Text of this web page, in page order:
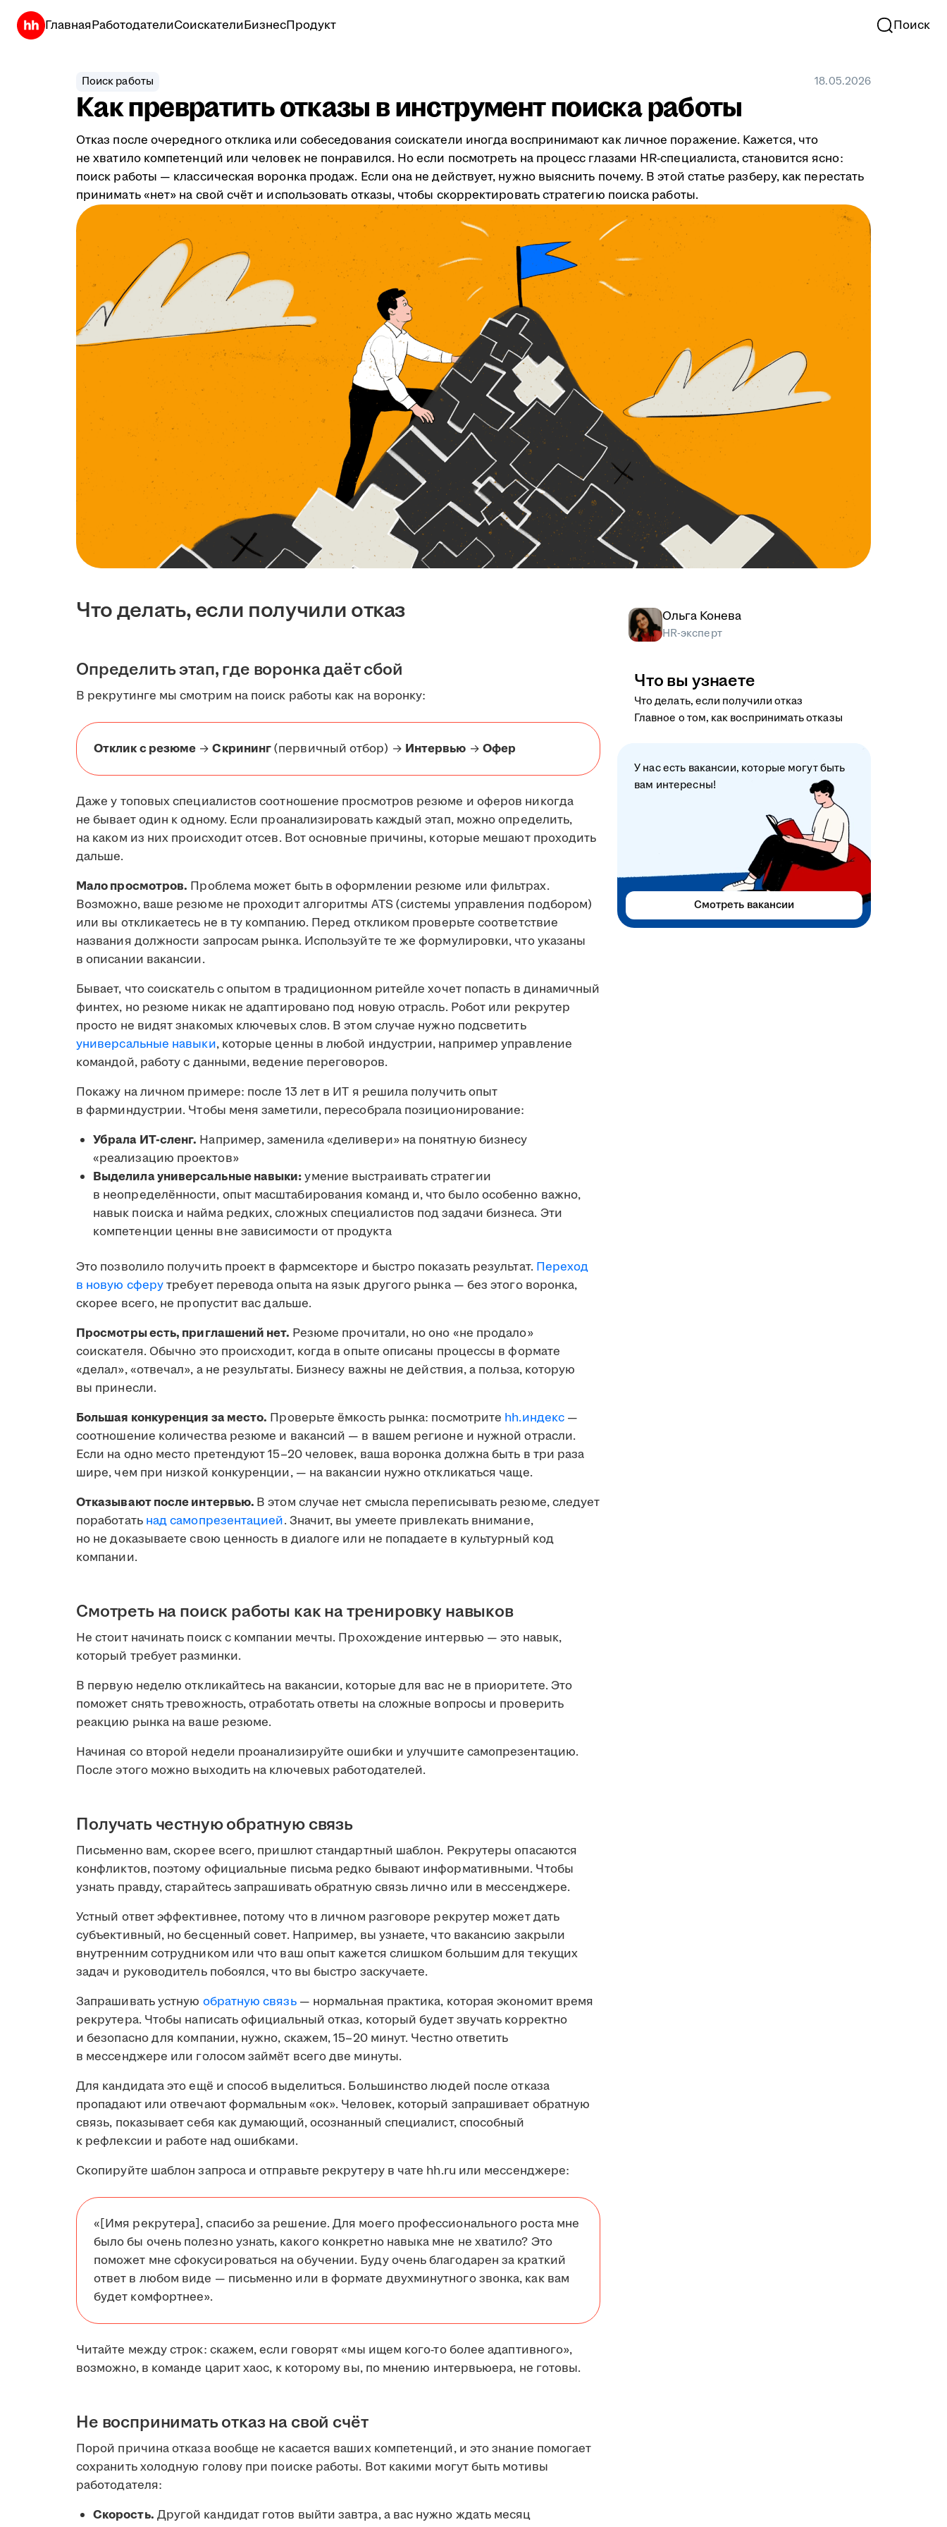
ГлавнаяРаботодателиСоискателиБизнесПродукт Поиск
Поиск работы 18.05.2026
Как превратить отказы в инструмент поиска работы
Отказ после очередного отклика или собеседования соискатели иногда воспринимают как личное поражение. Кажется, что
не хватило компетенций или человек не понравился. Но если посмотреть на процесс глазами HR-специалиста, становится ясно:
поиск работы — классическая воронка продаж. Если она не действует, нужно выяснить почему. В этой статье разберу, как перестать
принимать «нет» на свой счёт и использовать отказы, чтобы скорректировать стратегию поиска работы.
Что делать, если получили отказ
Определить этап, где воронка даёт сбой
В рекрутинге мы смотрим на поиск работы как на воронку:
Отклик с резюме →Скрининг(первичный отбор) → Интервью → Офер
Даже у топовых специалистов соотношение просмотров резюме и оферов никогда
не бывает один к одному. Если проанализировать каждый этап, можно определить,
на каком из них происходит отсев. Вот основные причины, которые мешают проходить
дальше.
Мало просмотров. Проблема может быть в оформлении резюме или фильтрах.
Возможно, ваше резюме не проходит алгоритмы ATS (системы управления подбором)
или вы откликаетесь не в ту компанию. Перед откликом проверьте соответствие
названия должности запросам рынка. Используйте те же формулировки, что указаны
в описании вакансии.
Бывает, что соискатель с опытом в традиционном ритейле хочет попасть в динамичный
финтех, но резюме никак не адаптировано под новую отрасль. Робот или рекрутер
просто не видят знакомых ключевых слов. В этом случае нужно подсветить
универсальные навыки, которые ценны в любой индустрии, например управление
командой, работу с данными, ведение переговоров.
Покажу на личном примере: после 13 лет в ИТ я решила получить опыт
в фарминдустрии. Чтобы меня заметили, пересобрала позиционирование:
Убрала ИТ-сленг. Например, заменила «деливери» на понятную бизнесу
«реализацию проектов»
Выделила универсальные навыки:умение выстраивать стратегии
в неопределённости, опыт масштабирования команд и, что было особенно важно,
навык поиска и найма редких, сложных специалистов под задачи бизнеса. Эти
компетенции ценны вне зависимости от продукта
Это позволило получить проект в фармсекторе и быстро показать результат. Переход
в новую сферутребует перевода опыта на язык другого рынка — без этого воронка,
скорее всего, не пропустит вас дальше.
Просмотры есть, приглашений нет. Резюме прочитали, но оно «не продало»
соискателя. Обычно это происходит, когда в опыте описаны процессы в формате
«делал», «отвечал», а не результаты. Бизнесу важны не действия, а польза, которую
вы принесли.
Большая конкуренция за место. Проверьте ёмкость рынка: посмотрите hh.индекс —
соотношение количества резюме и вакансий — в вашем регионе и нужной отрасли.
Если на одно место претендуют 15–20 человек, ваша воронка должна быть в три раза
шире, чем при низкой конкуренции, — на вакансии нужно откликаться чаще.
Отказывают после интервью. В этом случае нет смысла переписывать резюме, следует
поработать над самопрезентацией. Значит, вы умеете привлекать внимание,
но не доказываете свою ценность в диалоге или не попадаете в культурный код
компании.
Смотреть на поиск работы как на тренировку навыков
Не стоит начинать поиск с компании мечты. Прохождение интервью — это навык,
который требует разминки.
В первую неделю откликайтесь на вакансии, которые для вас не в приоритете. Это
поможет снять тревожность, отработать ответы на сложные вопросы и проверить
реакцию рынка на ваше резюме.
Начиная со второй недели проанализируйте ошибки и улучшите самопрезентацию.
После этого можно выходить на ключевых работодателей.
Получать честную обратную связь
Письменно вам, скорее всего, пришлют стандартный шаблон. Рекрутеры опасаются
конфликтов, поэтому официальные письма редко бывают информативными. Чтобы
узнать правду, старайтесь запрашивать обратную связь лично или в мессенджере.
Устный ответ эффективнее, потому что в личном разговоре рекрутер может дать
субъективный, но бесценный совет. Например, вы узнаете, что вакансию закрыли
внутренним сотрудником или что ваш опыт кажется слишком большим для текущих
задач и руководитель побоялся, что вы быстро заскучаете.
Запрашивать устную обратную связь— нормальная практика, которая экономит время
рекрутера. Чтобы написать официальный отказ, который будет звучать корректно
и безопасно для компании, нужно, скажем, 15–20 минут. Честно ответить
в мессенджере или голосом займёт всего две минуты.
Для кандидата это ещё и способ выделиться. Большинство людей после отказа
пропадают или отвечают формальным «ок». Человек, который запрашивает обратную
связь, показывает себя как думающий, осознанный специалист, способный
к рефлексии и работе над ошибками.
Скопируйте шаблон запроса и отправьте рекрутеру в чате hh.ru или мессенджере:
«[Имя рекрутера], спасибо за решение. Для моего профессионального роста мне
было бы очень полезно узнать, какого конкретно навыка мне не хватило? Это
поможет мне сфокусироваться на обучении. Буду очень благодарен за краткий
ответ в любом виде — письменно или в формате двухминутного звонка, как вам
будет комфортнее».
Читайте между строк: скажем, если говорят «мы ищем кого-то более адаптивного»,
возможно, в команде царит хаос, к которому вы, по мнению интервьюера, не готовы.
Не воспринимать отказ на свой счёт
Порой причина отказа вообще не касается ваших компетенций, и это знание помогает
сохранить холодную голову при поиске работы. Вот какими могут быть мотивы
работодателя:
Скорость. Другой кандидат готов выйти завтра, а вас нужно ждать месяц
Ольга Конева
HR-эксперт
Что вы узнаете
Что делать, если получили отказ
Главное о том, как воспринимать отказы
У нас есть вакансии, которые могут быть
вам интересны!
Смотреть вакансии